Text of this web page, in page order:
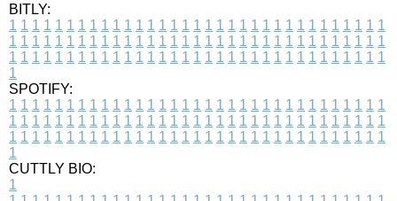
BITLY:
1 1 1 1 1 1 1 1 1 1 1 1 1 1 1 1 1 1 1 1 1 1 1 1 1 1 1 1 1 1 1 1 1
1 1 1 1 1 1 1 1 1 1 1 1 1 1 1 1 1 1 1 1 1 1 1 1 1 1 1 1 1 1 1 1 1
1 1 1 1 1 1 1 1 1 1 1 1 1 1 1 1 1 1 1 1 1 1 1 1 1 1 1 1 1 1 1 1 1
1
SPOTIFY:
1 1 1 1 1 1 1 1 1 1 1 1 1 1 1 1 1 1 1 1 1 1 1 1 1 1 1 1 1 1 1 1 1
1 1 1 1 1 1 1 1 1 1 1 1 1 1 1 1 1 1 1 1 1 1 1 1 1 1 1 1 1 1 1 1 1
1 1 1 1 1 1 1 1 1 1 1 1 1 1 1 1 1 1 1 1 1 1 1 1 1 1 1 1 1 1 1 1 1
1
CUTTLY BIO:
1